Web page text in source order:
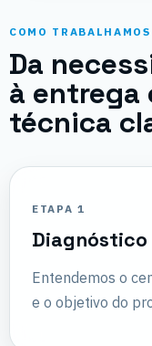
COMO TRABALHAMOS
Da
à entrega
técnica
ETAPA 1
Diagnóstico
Entendemos o
e o objetivo do